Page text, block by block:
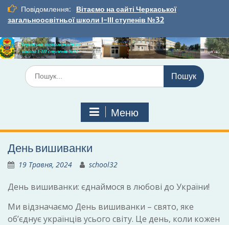
Перейти
вмісту
Повідомлення:
Вітаємо на сайті Черкаської
загальноосвітньої школи І-ІІІ ступенів №32
Шукати:
Меню
День вишиванки
19 Травня, 2024 school32
День вишиванки: єднаймося в любові до України!
Ми відзначаємо День вишиванки – свято, яке
об’єднує українців усього світу. Це день, коли кожен